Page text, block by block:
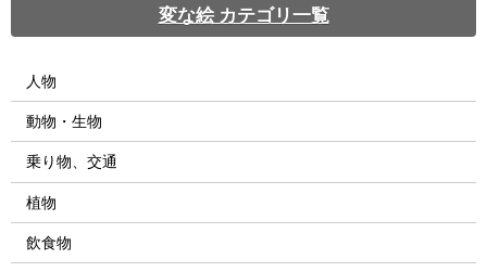
変な絵 カテゴリ一覧
人物
動物・生物
乗り物、交通
植物
飲食物